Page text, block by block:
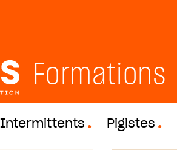
Formations
Intermittents Pigistes